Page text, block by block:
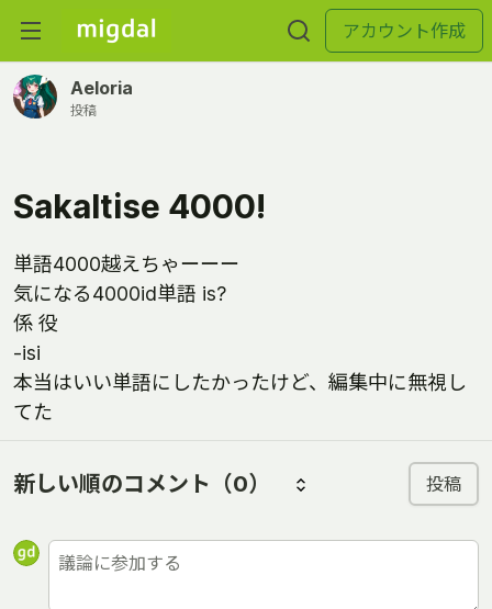
アカウント作成
Aeloria
投稿
Sakaltise 4000!
単語4000越えちゃーーー
気になる4000id単語 is?
係 役
-isi
本当はいい単語にしたかったけど、編集中に無視し
てた
新しい順のコメント （0） 投稿